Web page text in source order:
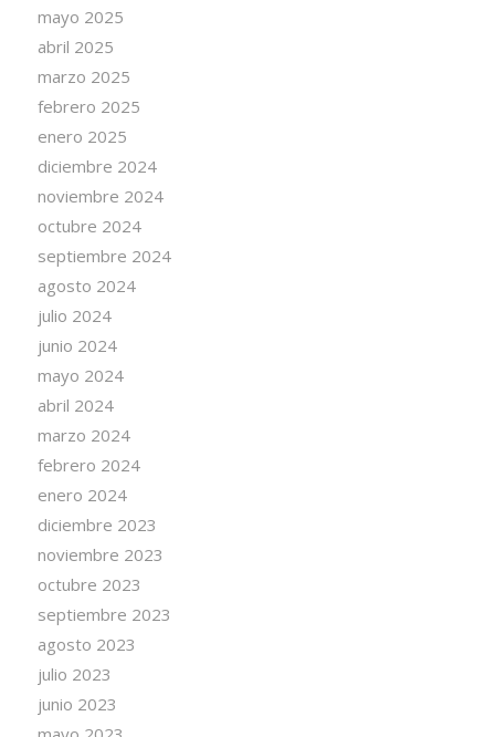
mayo 2025
abril 2025
marzo 2025
febrero 2025
enero 2025
diciembre 2024
noviembre 2024
octubre 2024
septiembre 2024
agosto 2024
julio 2024
junio 2024
mayo 2024
abril 2024
marzo 2024
febrero 2024
enero 2024
diciembre 2023
noviembre 2023
octubre 2023
septiembre 2023
agosto 2023
julio 2023
junio 2023